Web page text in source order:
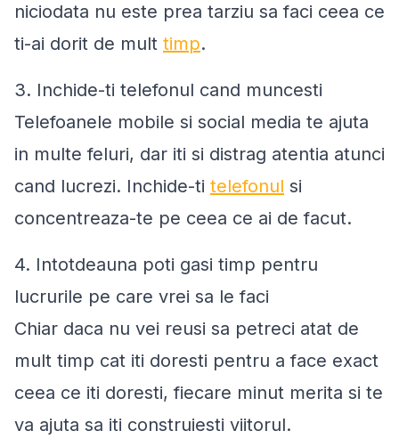
niciodata nu este prea tarziu sa faci ceea ce
ti-ai dorit de mult timp.
3. Inchide-ti telefonul cand muncesti
Telefoanele mobile si social media te ajuta
in multe feluri, dar iti si distrag atentia atunci
cand lucrezi. Inchide-ti telefonul si
concentreaza-te pe ceea ce ai de facut.
4. Intotdeauna poti gasi timp pentru
lucrurile pe care vrei sa le faci
Chiar daca nu vei reusi sa petreci atat de
mult timp cat iti doresti pentru a face exact
ceea ce iti doresti, fiecare minut merita si te
va ajuta sa iti construiesti viitorul.